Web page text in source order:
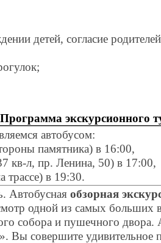
детей, согласие
Программа экскурсионного
автобусом:
памятника) в 16:00,
кв-л, пр. Ленина, 50) в 17:00,
трассе) в 19:30.
Автобусная обзорная
одной из самых
собора и пушечного
совершите удивительное